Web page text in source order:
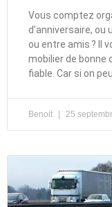
Vous comptez
d’anniversaire,
ou entre amis ? Il
mobilier de bonne
fiable. Car si on
Benoit 25